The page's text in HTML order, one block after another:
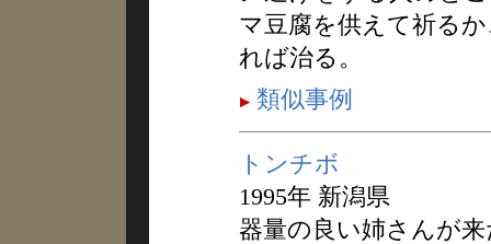
マ豆腐を供えて祈る
れば治る。
類似事例
トンチボ
1995年 新潟県
器量の良い姉さんが